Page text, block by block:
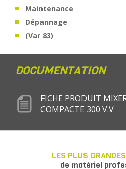
Maintenance
Dépannage
(Var 83)
DOCUMENTATION
FICHE PRODUIT
COMPACTE 300 V.V
LES PLUS
de matériel